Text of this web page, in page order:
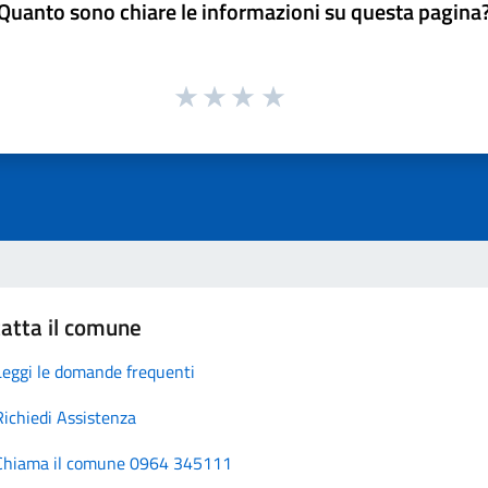
sono chiare le informazioni su questa
il comune
le domande frequenti
Assistenza
il comune 0964 345111